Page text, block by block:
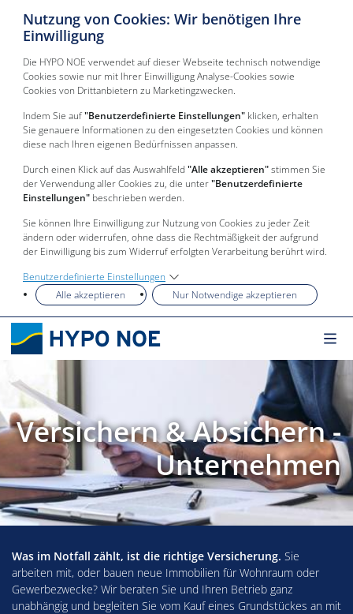
Nutzung von Cookies: Wir benötigen Ihre
Einwilligung
Die HYPO NOE verwendet auf dieser Webseite technisch notwendige
Cookies sowie nur mit Ihrer Einwilligung Analyse-Cookies sowie
Cookies von Drittanbietern zu Marketingzwecken.
Indem Sie auf"Benutzerdefinierte Einstellungen" klicken, erhalten
Sie genauere Informationen zu den eingesetzten Cookies und können
diese nach Ihren eigenen Bedürfnissen anpassen.
Durch einen Klick auf das Auswahlfeld "Alle akzeptieren"stimmen Sie
der Verwendung aller Cookies zu, die unter"Benutzerdefinierte
Einstellungen" beschrieben werden.
Sie können Ihre Einwilligung zur Nutzung von Cookies zu jeder Zeit
ändern oder widerrufen, ohne dass die Rechtmäßigkeit der aufgrund
der Einwilligung bis zum Widerruf erfolgten Verarbeitung berührt wird.
Benutzerdefinierte Einstellungen
Alle akzeptieren
Nur Notwendige akzeptieren
Versichern & Absichern -
Unternehmen
Was im Notfall zählt, ist die richtige Versicherung. Sie
arbeiten mit, oder bauen neue Immobilien für Wohnraum oder
Gewerbezwecke? Wir beraten Sie und Ihren Betrieb ganz
unabhängig und begleiten Sie vom Kauf eines Grundstückes an mit